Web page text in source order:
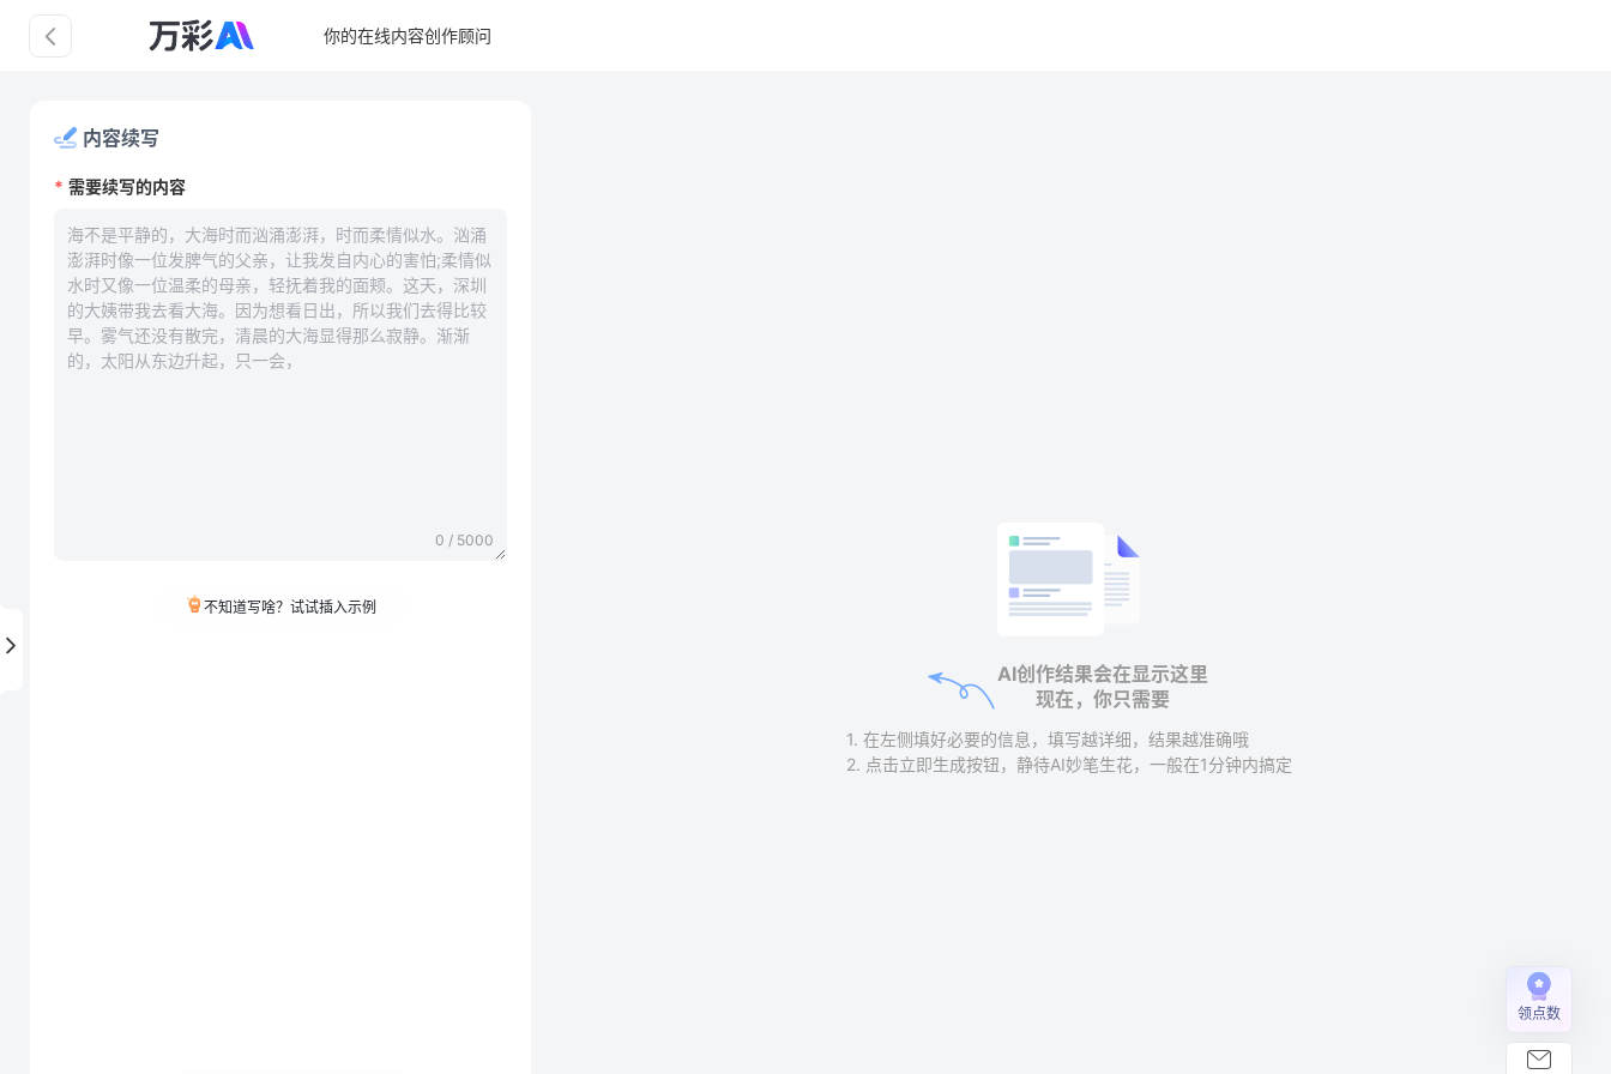
你的在线内容创作顾问
内容续写
需要续写的内容
0 / 5000
不知道写啥？试试插入示例
AI创作结果会在显示这里
现在，你只需要
1. 在左侧填好必要的信息，填写越详细，结果越准确哦
2. 点击立即生成按钮，静待AI妙笔生花，一般在1分钟内搞定
领点数